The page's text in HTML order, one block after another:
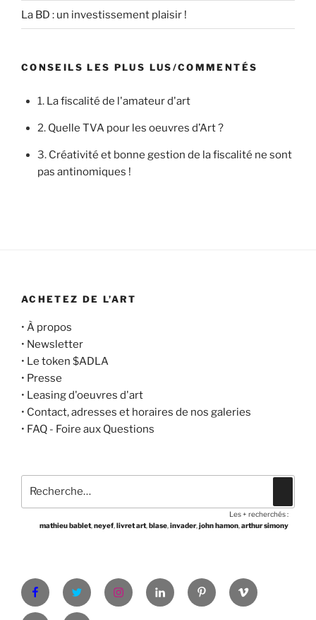
La BD : un investissement plaisir !
CONSEILS LES PLUS LUS/COMMENTÉS
1. La fiscalité de l'amateur d'art
2. Quelle TVA pour les oeuvres d’Art ?
3. Créativité et bonne gestion de la fiscalité ne sont
pas antinomiques !
ACHETEZ DE L’ART
• À propos
• Newsletter
• Le token $ADLA
• Presse
• Leasing d'oeuvres d'art
• Contact, adresses et horaires de nos galeries
• FAQ - Foire aux Questions
pour
Les + recherchés :
mathieu bablet, neyef livret art, blase invader, john hamon arthur simony
FacebookTwitter InstagramLinkedInPinterestVimeo